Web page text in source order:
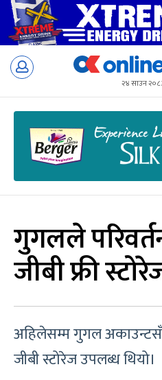
Skip
२४ साउन
गुगलले
जीबी फ्री
अहिलेसम्म गुगल
जीबी स्टोरेज उपलब्ध थियो।